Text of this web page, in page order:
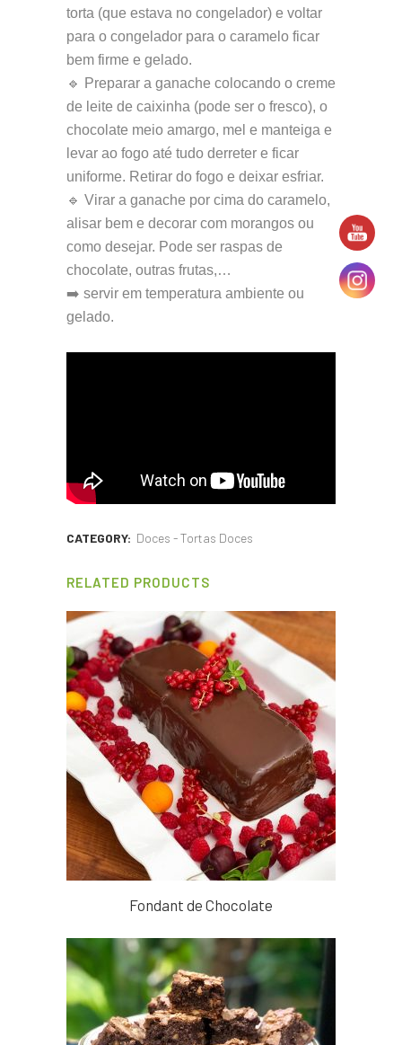
torta (que estava no congelador) e voltar
para o congelador para o caramelo ficar
bem firme e gelado.
🔹 Preparar a ganache colocando o creme
de leite de caixinha (pode ser o fresco), o
chocolate meio amargo, mel e manteiga e
levar ao fogo até tudo derreter e ficar
uniforme. Retirar do fogo e deixar esfriar.
🔹 Virar a ganache por cima do caramelo,
alisar bem e decorar com morangos ou
como desejar. Pode ser raspas de
chocolate, outras frutas,…
➡️ servir em temperatura ambiente ou
gelado.
CATEGORY: Doces - Tortas Doces
RELATED PRODUCTS
Fondant de Chocolate